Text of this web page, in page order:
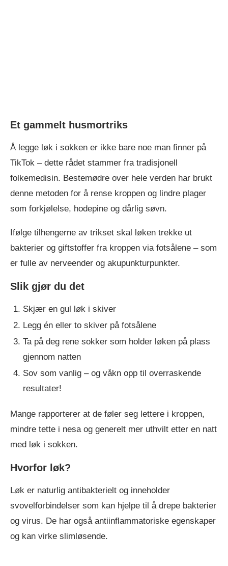
Et gammelt husmortriks
Å legge løk i sokken er ikke bare noe man finner på
TikTok – dette rådet stammer fra tradisjonell
folkemedisin. Bestemødre over hele verden har brukt
denne metoden for å rense kroppen og lindre plager
som forkjølelse, hodepine og dårlig søvn.
Ifølge tilhengerne av trikset skal løken trekke ut
bakterier og giftstoffer fra kroppen via fotsålene – som
er fulle av nerveender og akupunkturpunkter.
Slik gjør du det
Skjær en gul løk i skiver
Legg én eller to skiver på fotsålene
Ta på deg rene sokker som holder løken på plass
gjennom natten
Sov som vanlig – og våkn opp til overraskende
resultater!
Mange rapporterer at de føler seg lettere i kroppen,
mindre tette i nesa og generelt mer uthvilt etter en natt
med løk i sokken.
Hvorfor løk?
Løk er naturlig antibakterielt og inneholder
svovelforbindelser som kan hjelpe til å drepe bakterier
og virus. De har også antiinflammatoriske egenskaper
og kan virke slimløsende.